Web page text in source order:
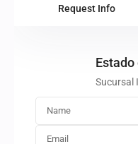
Request Info
Sucursal